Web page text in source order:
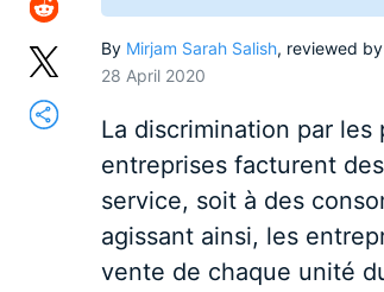
By Mirjam Sarah Salish, reviewed by
28 April 2020
La discrimination par
entreprises facturent
service, soit à des
agissant ainsi, les
vente de chaque unité